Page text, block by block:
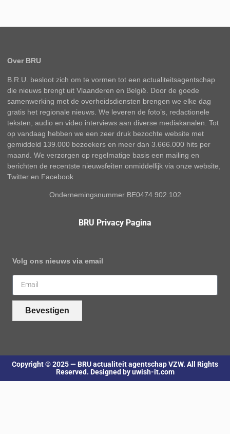
Over BRU
B.R.U. besloot zich om te vormen tot een actualiteitsagentschap
die nieuws brengt uit Vlaanderen en België. Door de goede
samenwerking met de overheidsdiensten brengen we elke dag
gratis het regionale nieuws. We leveren de foto’s, redactionele
teksten, audio en video interviews aan diverse mediakanalen. Tot
op vandaag hebben we een zeer druk bezochte website met
gemiddeld 139.000 bezoekers en meer dan 3.666.000 hits per
maand. We verzorgen op regelmatige basis een mailing en
berichten de recentste nieuwsfeiten onmiddellijk via onze website,
Twitter en Facebook
Ondernemingsnummer BE0474.902.102
BRU Privacy Pagina
Volg ons nieuws via email
Bevestigen
Copyright © 2025 — BRU actualiteit agentschap VZW. All Rights
Reserved. Designed by uwish-it.com